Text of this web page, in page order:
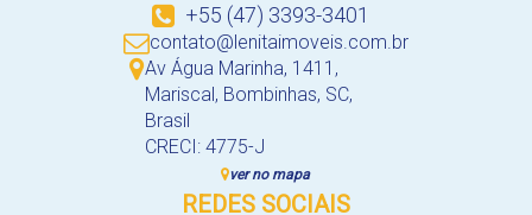
+55 (47) 3393-3401
contato@lenitaimoveis.com.br
Av Água Marinha, 1411 ,
Mariscal , Bombinhas, SC,
Brasil
CRECI: 4775-J
ver no mapa
REDES SOCIAIS